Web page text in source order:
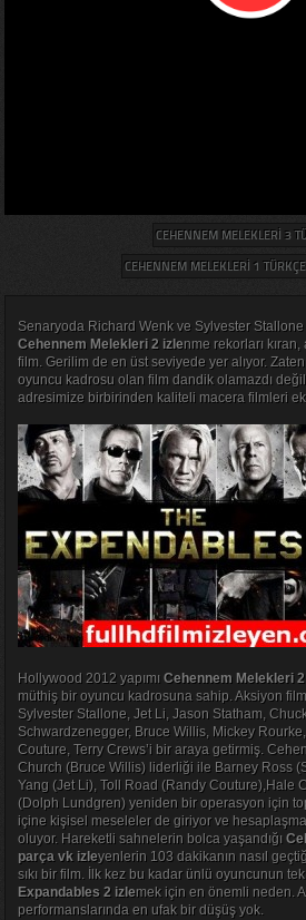
CEHENNEM MELEKLERI 3
CEHENNEM MELEKLERI 1
Senaryoda Richard Wenk ve Sylvester Stallone
Cehennem Melekleri 2 izlenme rekorları
film. Gerilim de en üst seviyede yer alıyor.
oyuncu kadrosu olan film dandik olamazdı
adresimize birbirinden kaliteli macera filmleri
Hollywood 2012 yapımı Cehennem Melekleri
müthiş bir oyuncu kadrosuna sahip. Aksiyon
Sylvester Stallone, Jet Li, Jason Statham,
Schwardzenegger, Bruce Willis, Mickey
Couture, Terry Crews’i bir araya getirmiş.
Church (Bruce Willis) liderliği ile Barney Ross
Yang (Jet Li), Toll Road (Randy Couture),Hale
(Dolph Lundgren) yeniden bir operasyon için
içine kişisel meseleler de giriyor ve
oluyor. Hareketli sahnelerin bolca yaşandığı
parça vk izleyenlerin 103 dakikanın nasıl
sıkı bir film. İlk kez bu kadar ünlü oyuncunun
Expandables 2 izlemek için en önemli neden.
performanslarında en ufak bir düşüş yok.